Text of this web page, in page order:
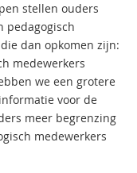
stellen ouders
pedagogisch
dan opkomen zijn:
medewerkers
we een grotere
voor de
meer begrenzing
medewerkers